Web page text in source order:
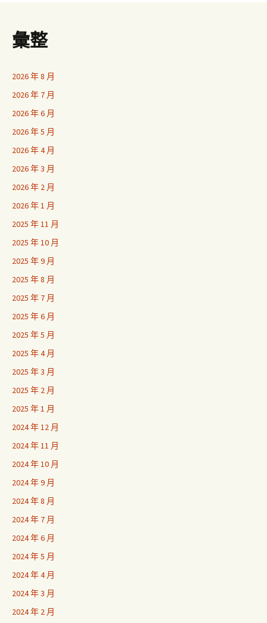
彙整
2026 年 8 月
2026 年 7 月
2026 年 6 月
2026 年 5 月
2026 年 4 月
2026 年 3 月
2026 年 2 月
2026 年 1 月
2025 年 11 月
2025 年 10 月
2025 年 9 月
2025 年 8 月
2025 年 7 月
2025 年 6 月
2025 年 5 月
2025 年 4 月
2025 年 3 月
2025 年 2 月
2025 年 1 月
2024 年 12 月
2024 年 11 月
2024 年 10 月
2024 年 9 月
2024 年 8 月
2024 年 7 月
2024 年 6 月
2024 年 5 月
2024 年 4 月
2024 年 3 月
2024 年 2 月